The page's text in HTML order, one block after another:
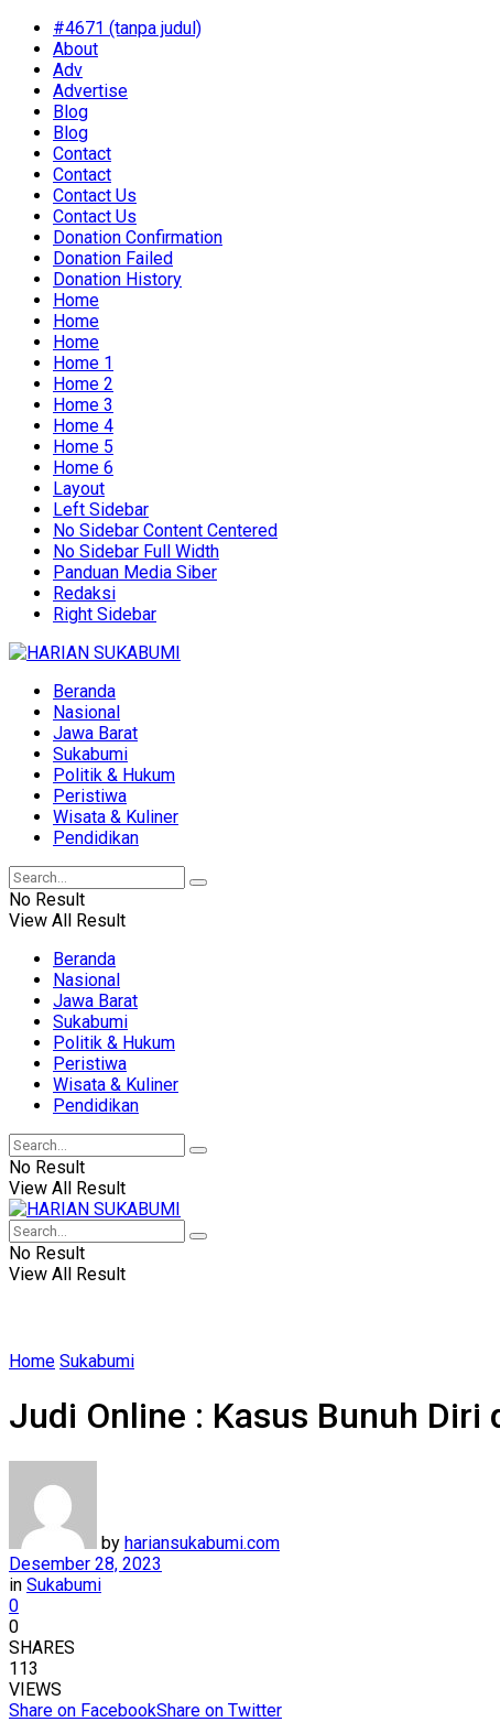
#4671 (tanpa judul)
About
Adv
Advertise
Blog
Blog
Contact
Contact
Contact Us
Contact Us
Donation Confirmation
Donation Failed
Donation History
Home
Home
Home
Home 1
Home 2
Home 3
Home 4
Home 5
Home 6
Layout
Left Sidebar
No Sidebar Content Centered
No Sidebar Full Width
Panduan Media Siber
Redaksi
Right Sidebar
Beranda
Nasional
Jawa Barat
Sukabumi
Politik & Hukum
Peristiwa
Wisata & Kuliner
Pendidikan
No Result
View All Result
Beranda
Nasional
Jawa Barat
Sukabumi
Politik & Hukum
Peristiwa
Wisata & Kuliner
Pendidikan
No Result
View All Result
No Result
View All Result
Home Sukabumi
Judi Online : Kasus Bunuh Diri
by hariansukabumi.com
Desember 28, 2023
in Sukabumi
0
0
SHARES
113
VIEWS
Share on FacebookShare on Twitter